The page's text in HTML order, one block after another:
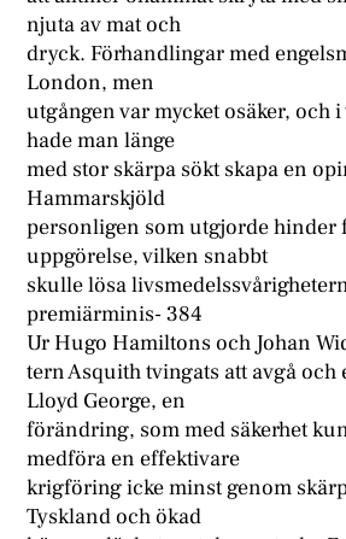
njuta av mat och
dryck. Förhandlingar med
London, men
utgången var mycket osäker, och
hade man länge
med stor skärpa sökt skapa en
Hammarskjöld
personligen som utgjorde hinder
uppgörelse, vilken snabbt
skulle lösa
premiärminis- 384
Ur Hugo Hamiltons och Johan
tern Asquith tvingats att avgå och
Lloyd George, en
förändring, som med säkerhet
medföra en effektivare
krigföring icke minst genom
Tyskland och ökad